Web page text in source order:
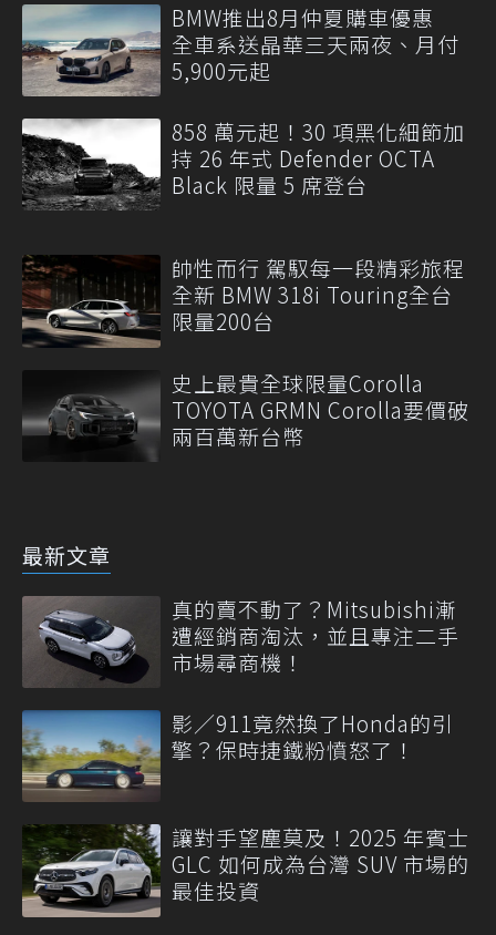
BMW推出8月仲夏購車優惠
全車系送晶華三天兩夜、月付
5,900元起
858 萬元起！30 項黑化細節加
持 26 年式 Defender OCTA
Black 限量 5 席登台
帥性而行 駕馭每一段精彩旅程
全新 BMW 318i Touring全台
限量200台
史上最貴全球限量Corolla
TOYOTA GRMN Corolla要價破
兩百萬新台幣
最新文章
真的賣不動了？Mitsubishi漸
遭經銷商淘汰，並且專注二手
市場尋商機！
影／911竟然換了Honda的引
擎？保時捷鐵粉憤怒了！
讓對手望塵莫及！2025 年賓士
GLC 如何成為台灣 SUV 市場的
最佳投資